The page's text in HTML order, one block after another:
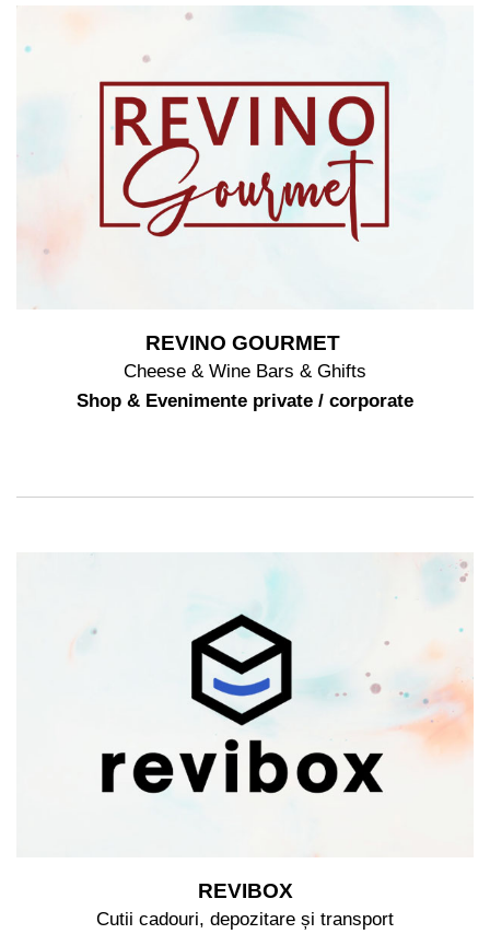
REVINO GOURMET
Cheese & Wine Bars & Ghifts
Shop & Evenimente private / corporate
REVIBOX
Cutii cadouri, depozitare și transport